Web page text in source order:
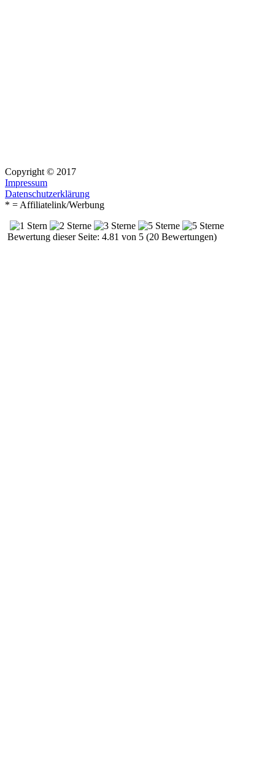
Copyright © 2017
Impressum
Datenschutzerklärung
* = Affiliatelink/Werbung
Bewertung dieser Seite: 4.81 von 5 (20 Bewertungen)